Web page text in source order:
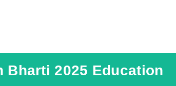
Bharti 2025 Education